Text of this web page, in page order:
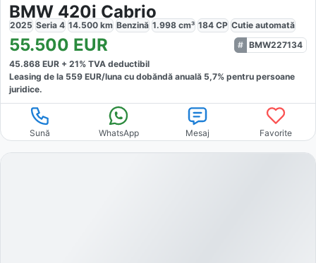
BMW 420i Cabrio
2025 Seria 4 14.500 km Benzină 1.998 cm³ 184 CP Cutie automată
55.500 EUR
BMW227134
45.868 EUR + 21% TVA deductibil
Leasing de la 559 EUR/luna cu dobăndă anuală 5,7% pentru persoane
juridice.
Sună WhatsApp Mesaj Favorite